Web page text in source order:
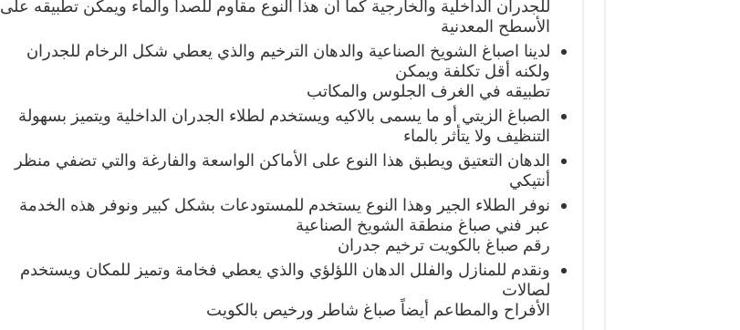
للجدران الداخلية والخارجية كما أن هذا النوع مقاوم للصدأ والماء ويمكن تطبيقه على
الأسطح المعدنية
لدينا اصباغ الشويخ الصناعية والدهان الترخيم والذي يعطي شكل الرخام للجدران
ولكنه أقل تكلفة ويمكن
تطبيقه في الغرف الجلوس والمكاتب
الصباغ الزيتي أو ما يسمى بالاكيه ويستخدم لطلاء الجدران الداخلية ويتميز بسهولة
التنظيف ولا يتأثر بالماء
الدهان التعتيق ويطبق هذا النوع على الأماكن الواسعة والفارغة والتي تضفي منظر
أنتيكي
نوفر الطلاء الجير وهذا النوع يستخدم للمستودعات بشكل كبير ونوفر هذه الخدمة
عبر فني صباغ منطقة الشويخ الصناعية
رقم صباغ بالكويت ترخيم جدران
ونقدم للمنازل والفلل الدهان اللؤلؤي والذي يعطي فخامة وتميز للمكان ويستخدم
لصالات
الأفراح والمطاعم أيضاً صباغ شاطر ورخيص بالكويت